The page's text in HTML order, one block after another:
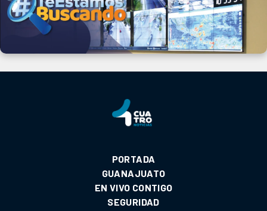
PORTADA
GUANAJUATO
EN VIVO CONTIGO
SEGURIDAD